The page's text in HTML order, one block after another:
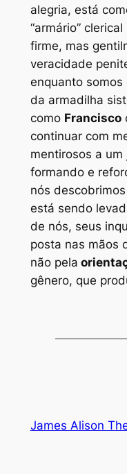
alegria, está
“armário”
firme, mas
veracidade
enquanto
da armadilha
como Francisco
continuar com
mentirosos a um
formando e
nós
está sendo
de nós, seus
posta nas mãos
não pela
gênero, que
James Alison